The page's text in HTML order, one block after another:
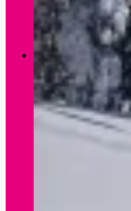
Verleih Winter
WINTER